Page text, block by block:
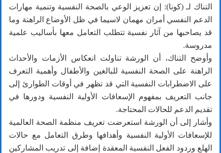
التناك لـ (كونا): إن تعزيز الوعي بالصحة النفسية وتنمية مهارات
الدعم النفسي أمران مهمان لاسيما في ظل الأوضاع الراهنة وما
قد يصاحبها من آثار نفسية تتطلب التعامل معها بأساليب علمية
مدروسة.
وأوضح التناك، أن الورشة تناولت انعكاس الأزمات والأحداث
الراهنة على الصحة النفسية للبالغين والأطفال وأهمية التعرف
على الاضطرابات النفسية التي قد تظهر في أوقات الطوارئ إلى
جانب التعريف بمفهوم الإسعافات الأولية النفسية ودورها في
تقديم الدعم للحالات المحتاجة.
وأشار إلى أن الورشة استعرضت تعريف منظمة الصحة العالمية
للإسعافات الأولية النفسية وأهدافها وطرق التعامل مع حالات
الهلع وردود الفعل النفسية المعقدة إضافة إلى تدريب المشاركين